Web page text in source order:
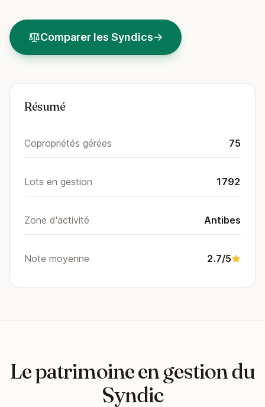
Comparer les Syndics
Résumé
Copropriétés gérées 75
Lots en gestion 1792
Zone d'activité Antibes
Note moyenne 2.7/5
Le patrimoine en gestion du
Syndic